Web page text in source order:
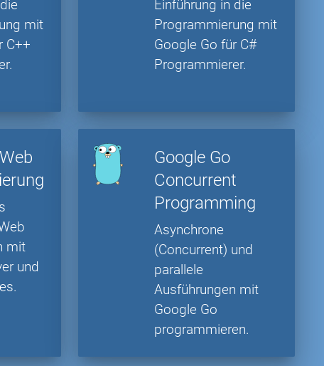
mit
C++
Einführung in die
Programmierung mit
Google Go für C#
Programmierer.
mit
und
Google Go
Concurrent
Programming
Asynchrone
(Concurrent) und
parallele
Ausführungen mit
Google Go
programmieren.